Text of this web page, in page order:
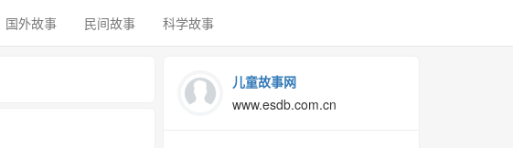
国外故事 民间故事 科学故事
儿童故事网
www.esdb.com.cn